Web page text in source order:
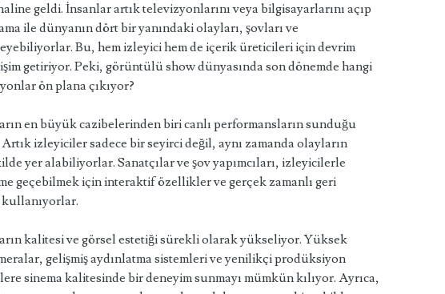
geldi. İnsanlar artık televizyonlarını veya bilgisayarlarını açıp
ile dünyanın dört bir yanındaki olayları, şovları ve
Bu, hem izleyici hem de içerik üreticileri için devrim
getiriyor. Peki, görüntülü show dünyasında son dönemde hangi
ön plana çıkıyor?
en büyük cazibelerinden biri canlı performansların sunduğu
izleyiciler sadece bir seyirci değil, aynı zamanda olayların
yer alabiliyorlar. Sanatçılar ve şov yapımcıları, izleyicilerle
geçebilmek için interaktif özellikler ve gerçek zamanlı geri
kalitesi ve görsel estetiği sürekli olarak yükseliyor. Yüksek
gelişmiş aydınlatma sistemleri ve yenilikçi prodüksiyon
sinema kalitesinde bir deneyim sunmayı mümkün kılıyor. Ayrıca,